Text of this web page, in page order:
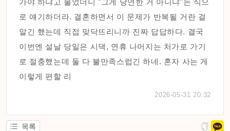
가야 하냐고 물었더니 "그게 당연한 거 아니냐"는 식으
로 얘기하더라. 결혼하면서 이 문제가 반복될 거란 걸
알긴 했는데 직접 맞닥뜨리니까 진짜 답답하다. 결국
이번엔 설날 당일은 시댁, 연휴 나머지는 처가로 가기
로 절충했는데 둘 다 불만족스럽긴 하네. 혼자 사는 게
이렇게 편할 리
2026-05-31 20:32
목록